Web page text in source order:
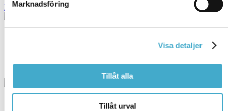
Marknadsföring
Visa detaljer
Tillåt alla
Tillåt urval
Läs mer
Vilka språk arbetar vi med?
Läs mer
Nyheter